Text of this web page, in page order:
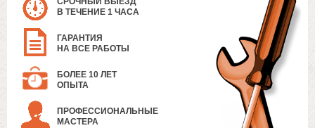
В ТЕЧЕНИЕ 1 ЧАСА
ГАРАНТИЯ
НА ВСЕ РАБОТЫ
БОЛЕЕ 10 ЛЕТ
ОПЫТА
ПРОФЕССИОНАЛЬНЫЕ
МАСТЕРА